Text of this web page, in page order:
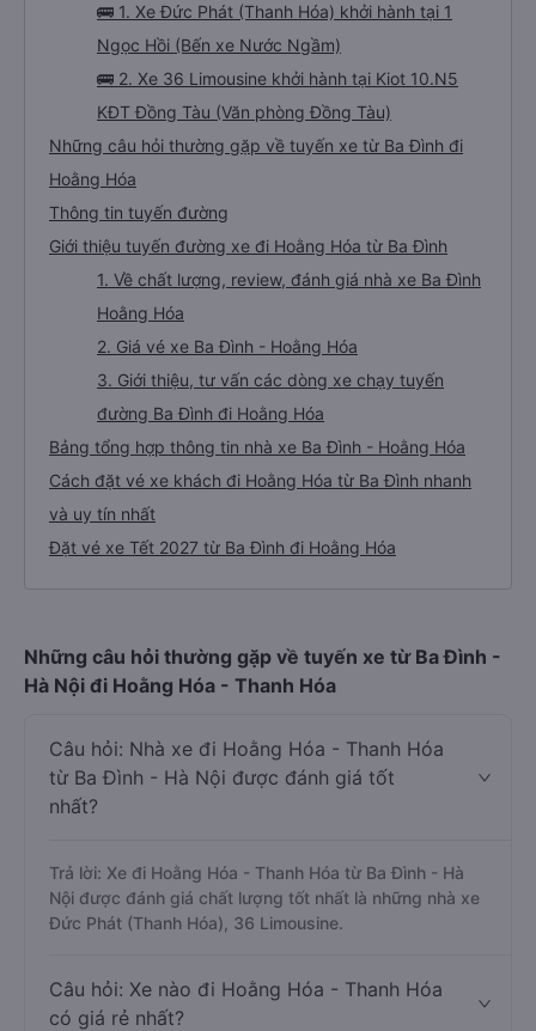
🚌 1. Xe Đức Phát (Thanh Hóa) khởi hành tại 1
Ngọc Hồi (Bến xe Nước Ngầm)
🚌 2. Xe 36 Limousine khởi hành tại Kiot 10.N5
KĐT Đồng Tàu (Văn phòng Đồng Tàu)
Những câu hỏi thường gặp về tuyến xe từ Ba Đình đi
Hoằng Hóa
Thông tin tuyến đường
Giới thiệu tuyến đường xe đi Hoằng Hóa từ Ba Đình
1. Về chất lượng, review, đánh giá nhà xe Ba Đình
Hoằng Hóa
2. Giá vé xe Ba Đình - Hoằng Hóa
3. Giới thiệu, tư vấn các dòng xe chạy tuyến
đường Ba Đình đi Hoằng Hóa
Bảng tổng hợp thông tin nhà xe Ba Đình - Hoằng Hóa
Cách đặt vé xe khách đi Hoằng Hóa từ Ba Đình nhanh
và uy tín nhất
Đặt vé xe Tết 2027 từ Ba Đình đi Hoằng Hóa
Những câu hỏi thường gặp về tuyến xe từ Ba Đình -
Hà Nội đi Hoằng Hóa - Thanh Hóa
Câu hỏi: Nhà xe đi Hoằng Hóa - Thanh Hóa
từ Ba Đình - Hà Nội được đánh giá tốt
nhất?
Trả lời: Xe đi Hoằng Hóa - Thanh Hóa từ Ba Đình - Hà
Nội được đánh giá chất lượng tốt nhất là những nhà xe
Đức Phát (Thanh Hóa), 36 Limousine.
Câu hỏi: Xe nào đi Hoằng Hóa - Thanh Hóa
có giá rẻ nhất?